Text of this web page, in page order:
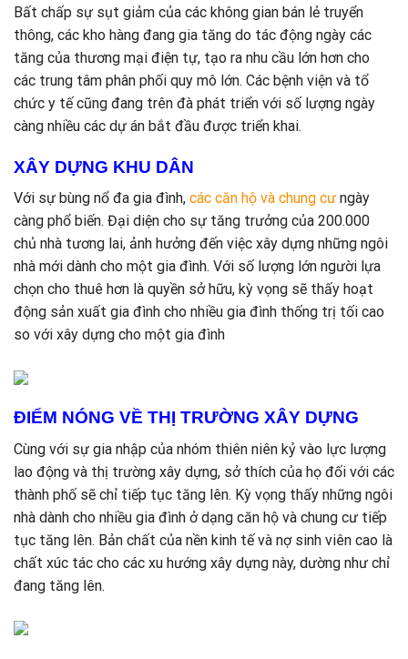
Bất chấp sự sụt giảm của các không gian bán lẻ truyển
thông, các kho hàng đang gia tăng do tác động ngày các
tăng của thương mại điện tự, tạo ra nhu cầu lớn hơn cho
các trung tâm phân phối quy mô lớn. Các bệnh viện và tổ
chức y tế cũng đang trên đà phát triển với số lượng ngày
càng nhiều các dự án bắt đầu được triển khai.
XÂY DỰNG KHU DÂN
Với sự bùng nổ đa gia đình, các căn hộ và chung cư ngày
càng phổ biến. Đại diện cho sự tăng trưởng của 200.000
chủ nhà tương lai, ảnh hưởng đến việc xây dựng những ngôi
nhà mới dành cho một gia đình. Với số lượng lớn người lựa
chọn cho thuê hơn là quyền sở hữu, kỳ vọng sẽ thấy hoạt
động sản xuất gia đình cho nhiều gia đình thống trị tối cao
so với xây dựng cho một gia đình
ĐIỂM NÓNG VỀ THỊ TRƯỜNG XÂY DỰNG
Cùng với sự gia nhập của nhóm thiên niên kỷ vào lực lượng
lao động và thị trường xây dựng, sở thích của họ đối với các
thành phố sẽ chỉ tiếp tục tăng lên. Kỳ vọng thấy những ngôi
nhà dành cho nhiều gia đình ở dạng căn hộ và chung cư tiếp
tục tăng lên. Bản chất của nền kinh tế và nợ sinh viên cao là
chất xúc tác cho các xu hướng xây dựng này, dường như chỉ
đang tăng lên.